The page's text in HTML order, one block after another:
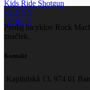
Kids Ride Shotgun
KENNY
AEROE
Predaj bicyklov Rock
značiek.
Kontakt
Kapitulská 13, 974 01